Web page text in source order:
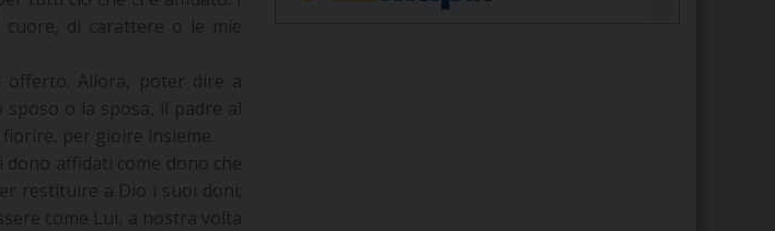
di carattere o le mie
Allora, poter dire a
o la sposa, il padre al
per gioire insieme.
affidati come dono che
restituire a Dio i suoi doni;
come Lui, a nostra volta